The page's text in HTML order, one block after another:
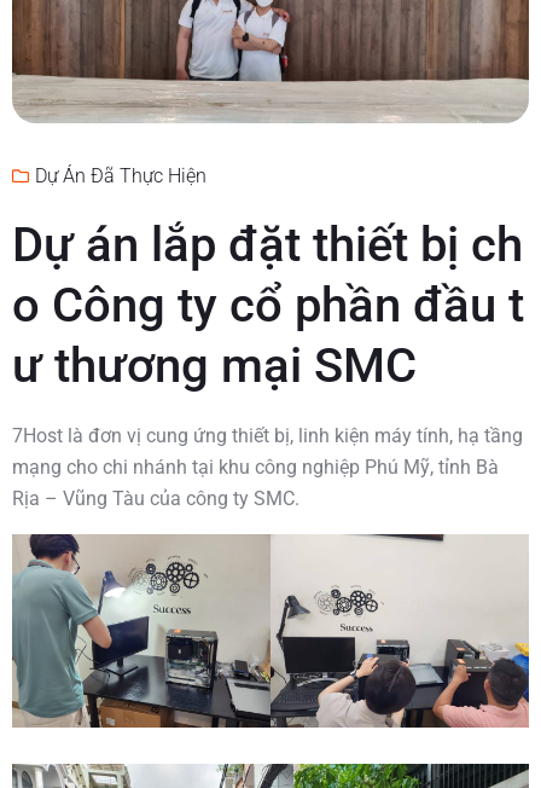
Dự Án Đã Thực Hiện
Dự án lắp đặt thiết bị ch
o Công ty cổ phần đầu t
ư thương mại SMC
7Host là đơn vị cung ứng thiết bị, linh kiện máy tính, hạ tầng
mạng cho chi nhánh tại khu công nghiệp Phú Mỹ, tỉnh Bà
Rịa – Vũng Tàu của công ty SMC.